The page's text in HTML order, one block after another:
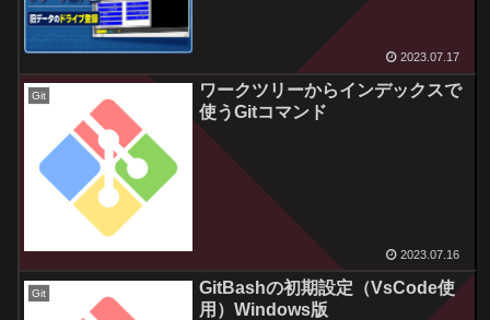
2023.07.17
Git
ワークツリーからインデックスで
使うGitコマンド
2023.07.16
Git
GitBashの初期設定（VsCode使
用）Windows版